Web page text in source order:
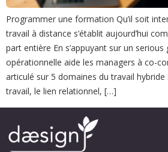
Programmer une formation Qu’il soit
travail à distance s’établit aujourd’hui
part entière En s’appuyant sur un
opérationnelle aide les managers à co-
articulé sur 5 domaines du travail hybride
travail, le lien relationnel, […]